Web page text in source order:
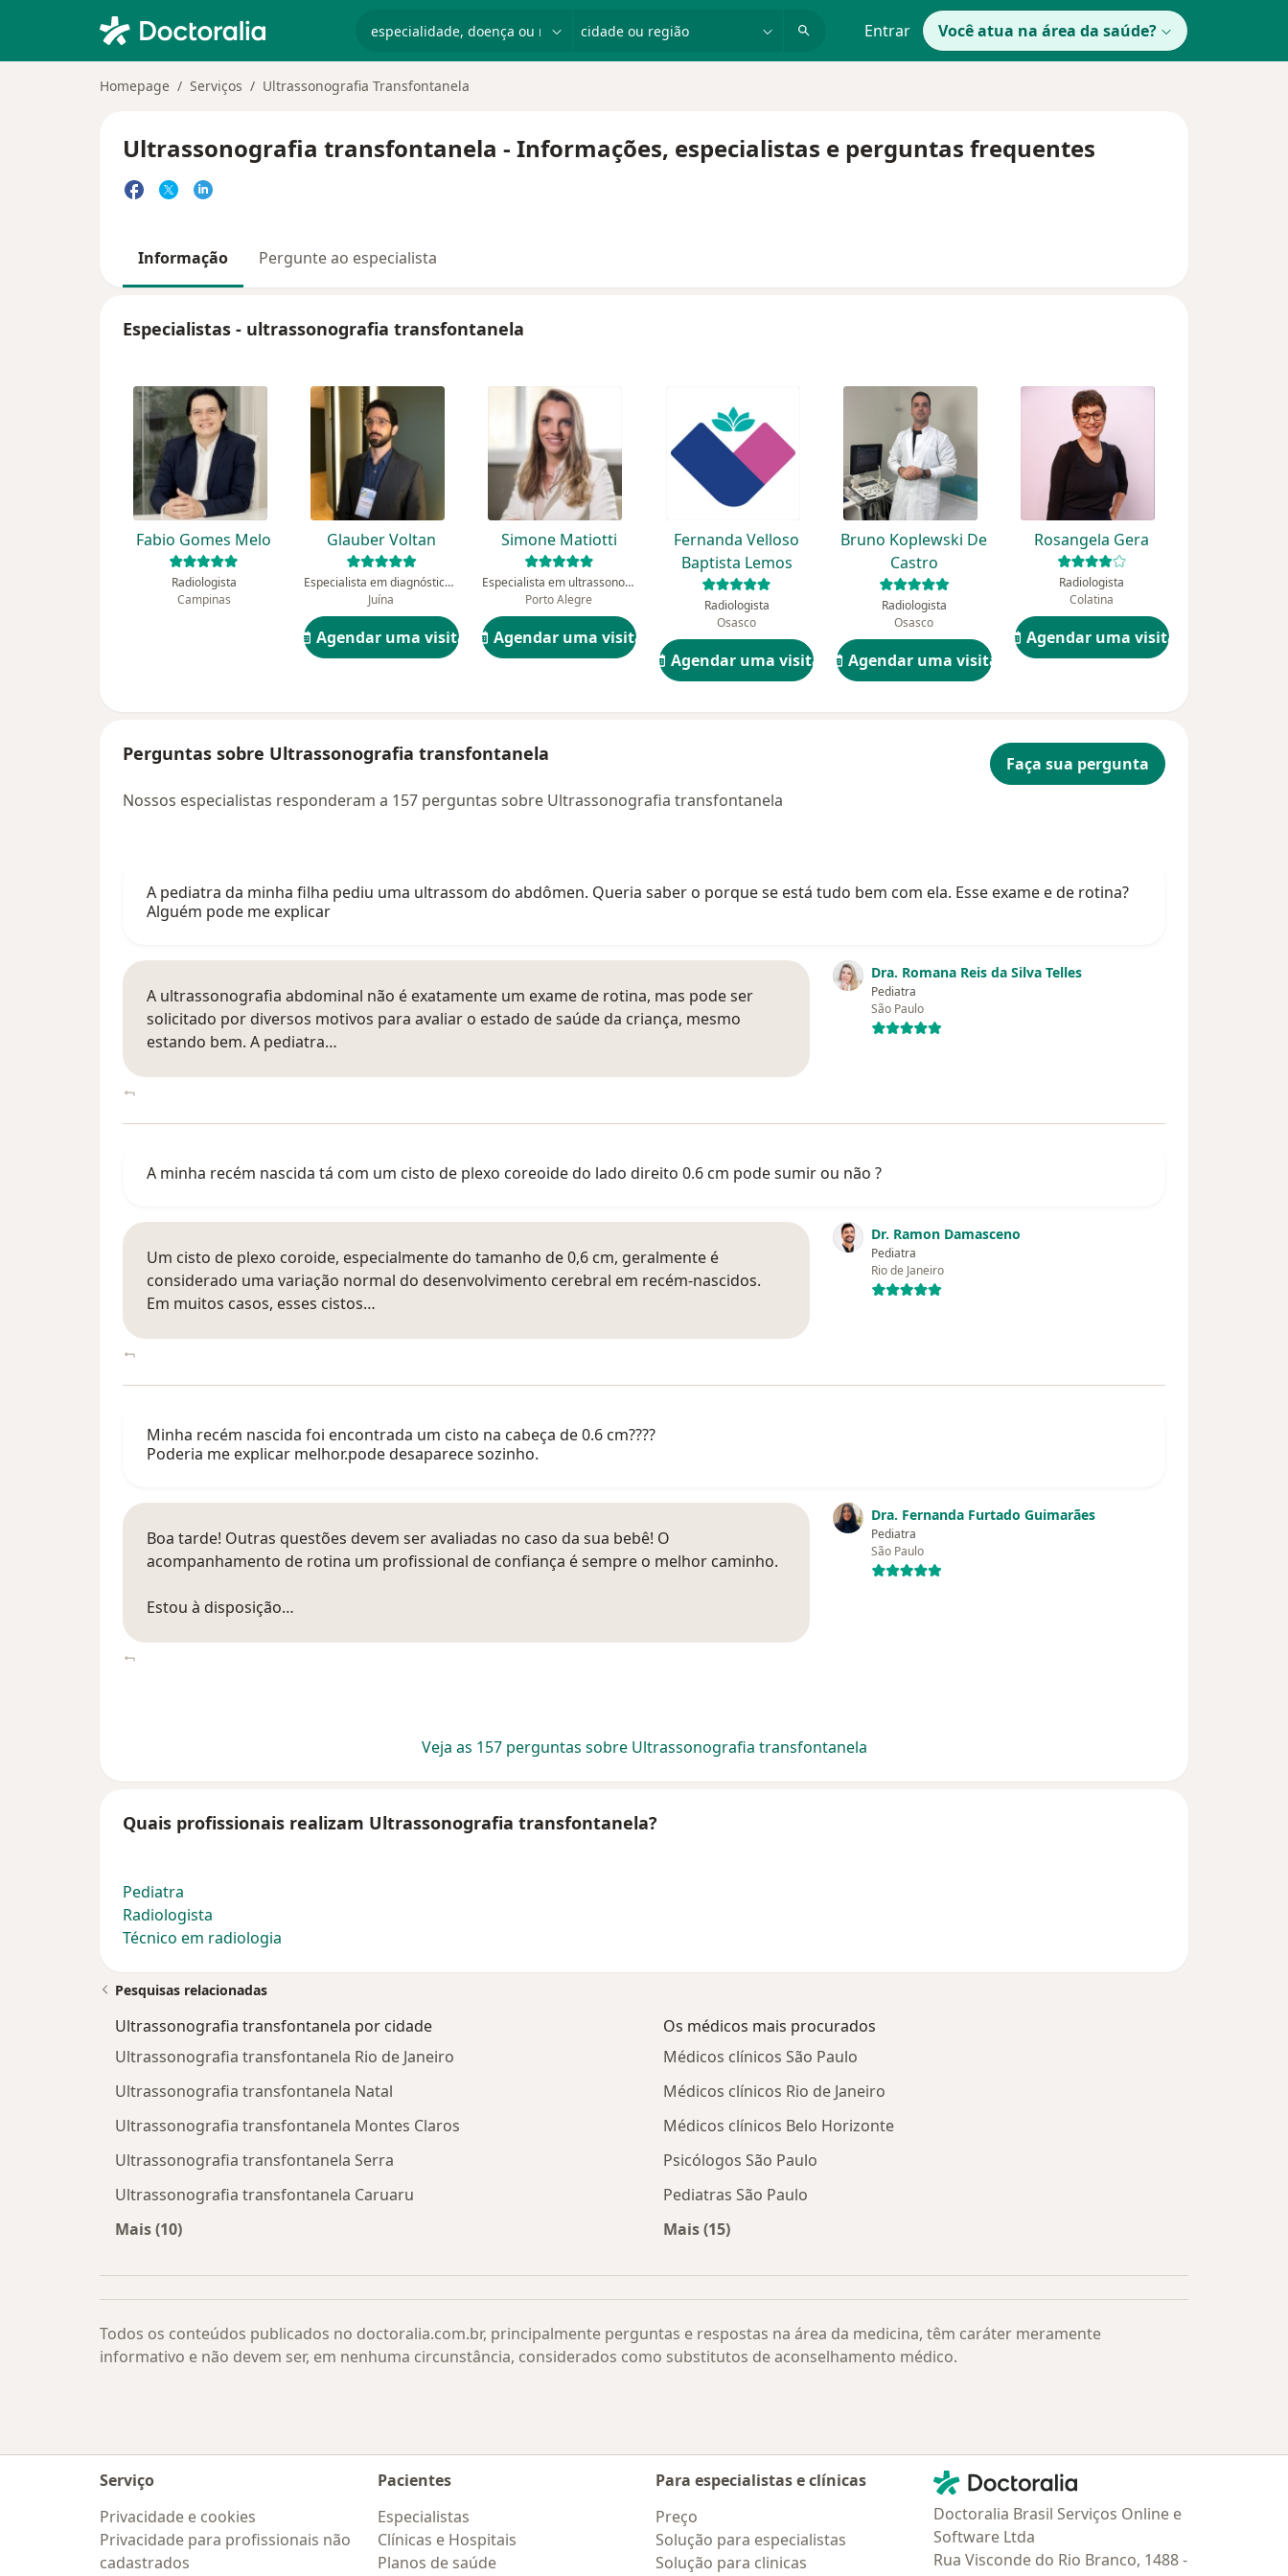
Entrar Você atua na área da saúde?
Homepage Serviços Ultrassonografia Transfontanela
Ultrassonografia transfontanela - Informações, especialistas e perguntas frequentes
Informação Pergunte ao especialista
Especialistas - ultrassonografia transfontanela
Fabio Gomes Melo
Radiologista
Campinas
Glauber Voltan
Especialista em diagnóstico por imagem, Radiologista
Juína
Agendar uma visita
Simone Matiotti
Especialista em ultrassonografia, Radiologista
Porto Alegre
Agendar uma visita
Fernanda Velloso
Baptista Lemos
Radiologista
Osasco
Agendar uma visita
Bruno Koplewski De
Castro
Radiologista
Osasco
Agendar uma visita
Rosangela Gera
Radiologista
Colatina
Agendar uma visita
Perguntas sobre Ultrassonografia transfontanela
Faça sua pergunta
Nossos especialistas responderam a 157 perguntas sobre Ultrassonografia transfontanela
A pediatra da minha filha pediu uma ultrassom do abdômen. Queria saber o porque se está tudo bem com ela. Esse exame e de rotina?
Alguém pode me explicar
Dra. Romana Reis da Silva Telles
Pediatra
São Paulo
A ultrassonografia abdominal não é exatamente um exame de rotina, mas pode ser
solicitado por diversos motivos para avaliar o estado de saúde da criança, mesmo
estando bem. A pediatra…
A minha recém nascida tá com um cisto de plexo coreoide do lado direito 0.6 cm pode sumir ou não ?
Dr. Ramon Damasceno
Pediatra
Rio de Janeiro
Um cisto de plexo coroide, especialmente do tamanho de 0,6 cm, geralmente é
considerado uma variação normal do desenvolvimento cerebral em recém-nascidos.
Em muitos casos, esses cistos…
Minha recém nascida foi encontrada um cisto na cabeça de 0.6 cm????
Poderia me explicar melhor.pode desaparece sozinho.
Dra. Fernanda Furtado Guimarães
Pediatra
São Paulo
Boa tarde! Outras questões devem ser avaliadas no caso da sua bebê! O
acompanhamento de rotina um profissional de confiança é sempre o melhor caminho.
Estou à disposição…
Veja as 157 perguntas sobre Ultrassonografia transfontanela
Quais profissionais realizam Ultrassonografia transfontanela?
Pediatra
Radiologista
Técnico em radiologia
Pesquisas relacionadas
Ultrassonografia transfontanela por cidade
Ultrassonografia transfontanela Rio de Janeiro
Ultrassonografia transfontanela Natal
Ultrassonografia transfontanela Montes Claros
Ultrassonografia transfontanela Serra
Ultrassonografia transfontanela Caruaru
Mais (10)
Os médicos mais procurados
Médicos clínicos São Paulo
Médicos clínicos Rio de Janeiro
Médicos clínicos Belo Horizonte
Psicólogos São Paulo
Pediatras São Paulo
Mais (15)
Todos os conteúdos publicados no doctoralia.com.br, principalmente perguntas e respostas na área da medicina, têm caráter meramente
informativo e não devem ser, em nenhuma circunstância, considerados como substitutos de aconselhamento médico.
Serviço
Privacidade e cookies
Privacidade para profissionais não
cadastrados
Pacientes
Especialistas
Clínicas e Hospitais
Planos de saúde
Para especialistas e clínicas
Preço
Solução para especialistas
Solução para clinicas
Contato
Doctoralia - Homepage
Doctoralia Brasil Serviços Online e
Software Ltda
Rua Visconde do Rio Branco, 1488 -